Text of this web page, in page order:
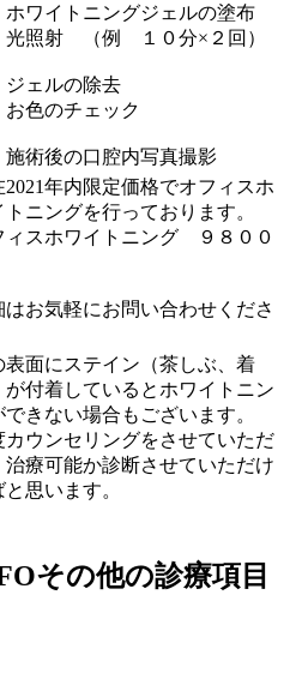
ホワイトニングジェルの塗布
射 （例 １０分×２回）
ジェルの除去
のチェック
施術後の口腔内写真撮影
2021年内限定価格でオフィスホ
トニングを行っております。
ィスホワイトニング ９８００
はお気軽にお問い合わせくださ
表面にステイン（茶しぶ、着
が付着しているとホワイトニン
できない場合もございます。
カウンセリングをさせていただ
治療可能か診断させていただけ
思います。
その他の診療項目